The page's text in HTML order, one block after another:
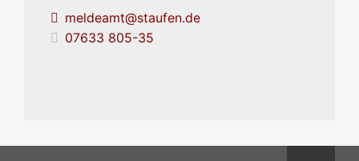
meldeamt@staufen.de
07633 805-35